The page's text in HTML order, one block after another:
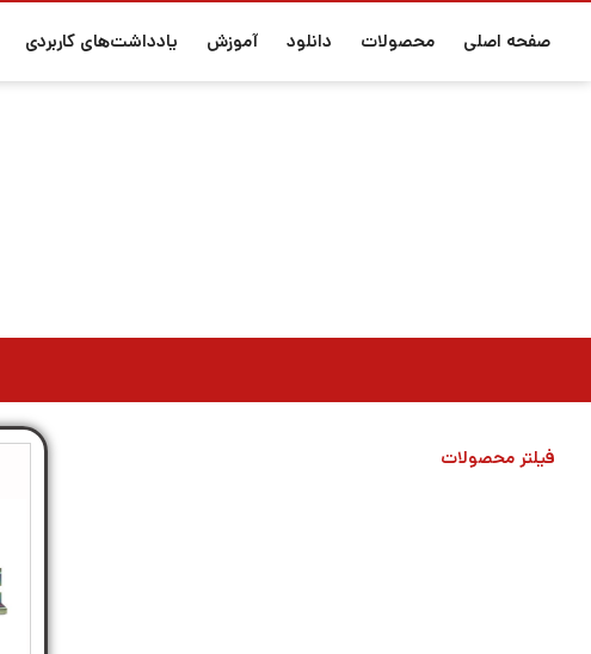
صفحه اصلی محصولات دانلود آموزش یادداشت‌های کاربردی
فیلتر محصولات